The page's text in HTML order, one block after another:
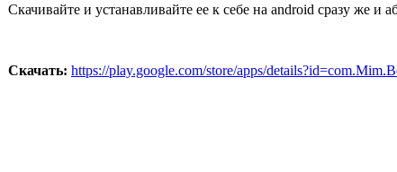
Скачивайте и устанавливайте ее к себе на android сразу же и
Скачать: https://play.google.com/store/apps/